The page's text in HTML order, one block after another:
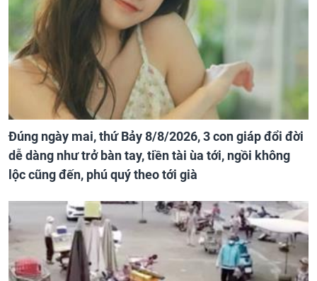
Đúng ngày mai, thứ Bảy 8/8/2026, 3 con giáp đổi đời
dễ dàng như trở bàn tay, tiền tài ùa tới, ngồi không
lộc cũng đến, phú quý theo tới già